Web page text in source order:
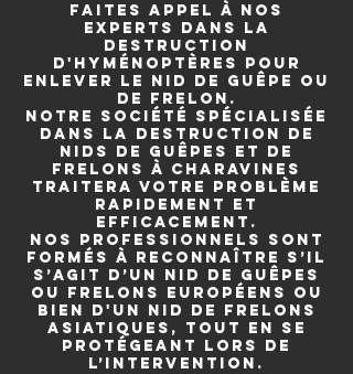
Faites appel à nos
experts dans la
destruction
d'hyménoptères pour
enlever le nid de guêpe ou
de frelon.
Notre société spécialisée
dans la destruction de
nids de guêpes et de
frelons à Charavines
traitera votre problème
rapidement et
efficacement.
Nos professionnels sont
formés à reconnaître s’il
s’agit d’un nid de guêpes
ou frelons européens ou
bien d'un nid de frelons
asiatiques, tout en se
protégeant lors de
l’intervention.